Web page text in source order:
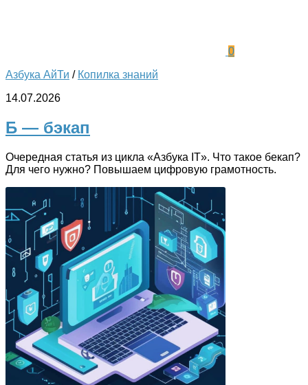
0
Азбука АйТи / Копилка знаний
14.07.2026
Б — бэкап
Очередная статья из цикла «Азбука IT». Что такое бекап?
Для чего нужно? Повышаем цифровую грамотность.